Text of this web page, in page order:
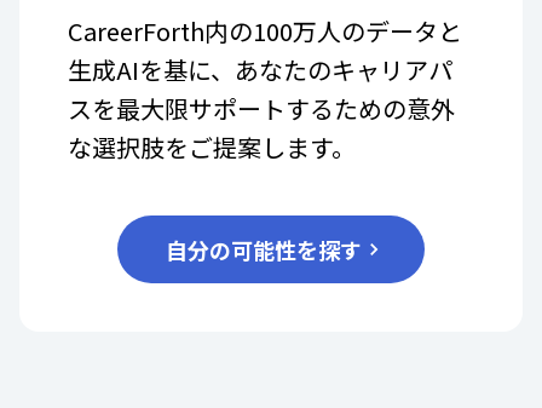
CareerForth内の100万人のデータと
生成AIを基に、あなたのキャリアパ
スを最大限サポートするための意外
な選択肢をご提案します。
自分の可能性を探す